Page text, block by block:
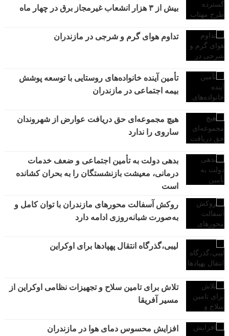
بیش از ۳ هزار انشعاب غیرمجاز برق در چهار ماه
تداوم هوای گرم و شرجی در مازندران
تأمین آینده خانواده‌های روستایی با توسعه پوشش
بیمه اجتماعی در مازندران
هیچ مجموعه‌ای حق دریافت عوارض از شهروندان
ساروی را ندارد
بدهی دولت به تأمین اجتماعی و ضعف خدمات
درمانی، معیشت بازنشستگان را به بحران کشانده
است
روکش آسفالت محورهای مازندران با توان کامل و
به‌صورت شبانه‌روزی ادامه دارد
لیبی،گذرگاه انتقال پهپادها برای اوکراین
تلاش برای تامین سلاح و تجهیزات نظامی اوکراین از
مسیر آفریقا
افزایش محسوس دمای هوا در مازندران